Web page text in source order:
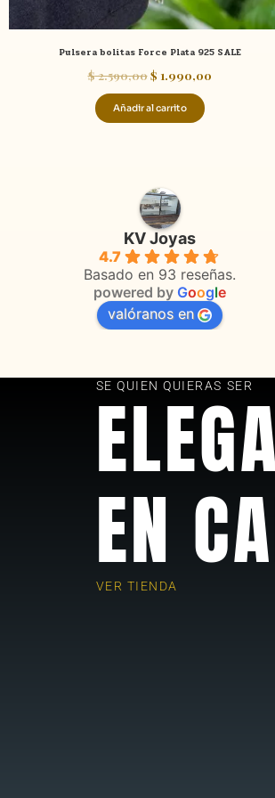
Pulsera bolitas Force Plata 925 SALE
$2.590,00$ 1.990,00
Añadir al carrito
KV Joyas
4.7
Basado en 93 reseñas.
powered by Google
valóranos en
Adriana Ghisoli
hace 3 meses
Muy buena atención, con
orientaciones convenientes
SE QUIEN QUIERAS SER
EN
VER TIENDA